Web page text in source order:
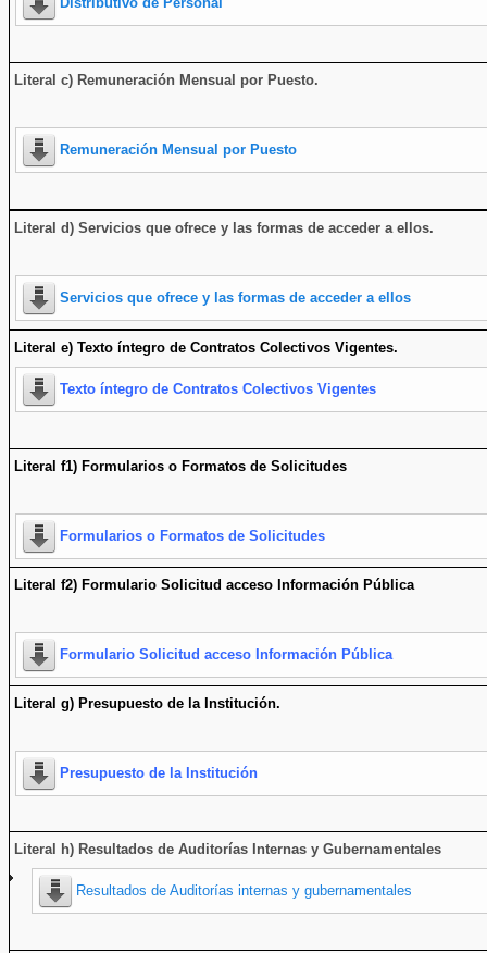
Literal c) Remuneración Mensual por Puesto.
Remuneración Mensual por Puesto
Literal d) Servicios que ofrece y las formas de acceder a ellos.
Servicios que ofrece y las formas de acceder a ellos
Literal e) Texto íntegro de Contratos Colectivos Vigentes.
Texto íntegro de Contratos Colectivos Vigentes
Literal f1) Formularios o Formatos de Solicitudes
Formularios o Formatos de Solicitudes
Literal f2) Formulario Solicitud acceso Información Pública
Formulario Solicitud acceso Información Pública
Literal g) Presupuesto de la Institución.
Presupuesto de la Institución
Literal h) Resultados de Auditorías Internas y Gubernamentales
Resultados de Auditorías internas y gubernamentales